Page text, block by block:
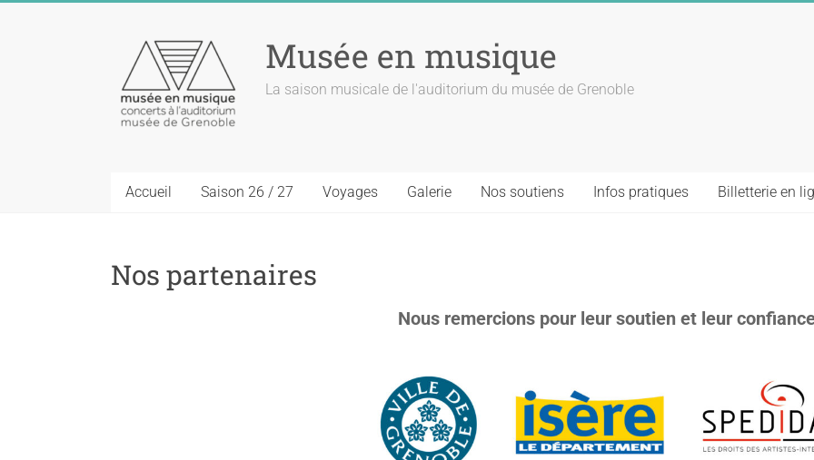
Musée en musique
La saison musicale de l'auditorium du musée de Grenoble
Accueil Saison 26 / 27 Voyages Galerie Nos soutiens Infos pratiques Billetterie en
Nos partenaires
Nous remercions pour leur soutien et leur